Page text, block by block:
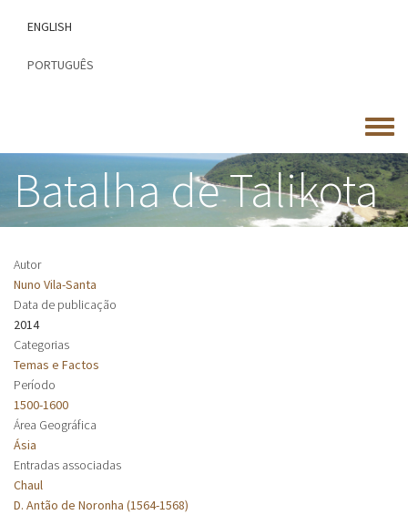
conteúdo
ENGLISH
PORTUGUÊS
Toggle
menu
Batalha de Talikota
Autor
Nuno Vila-Santa
Data de publicação
2014
Categorias
Temas e Factos
Período
1500-1600
Área Geográfica
Ásia
Entradas associadas
Chaul
D. Antão de Noronha (1564-1568)